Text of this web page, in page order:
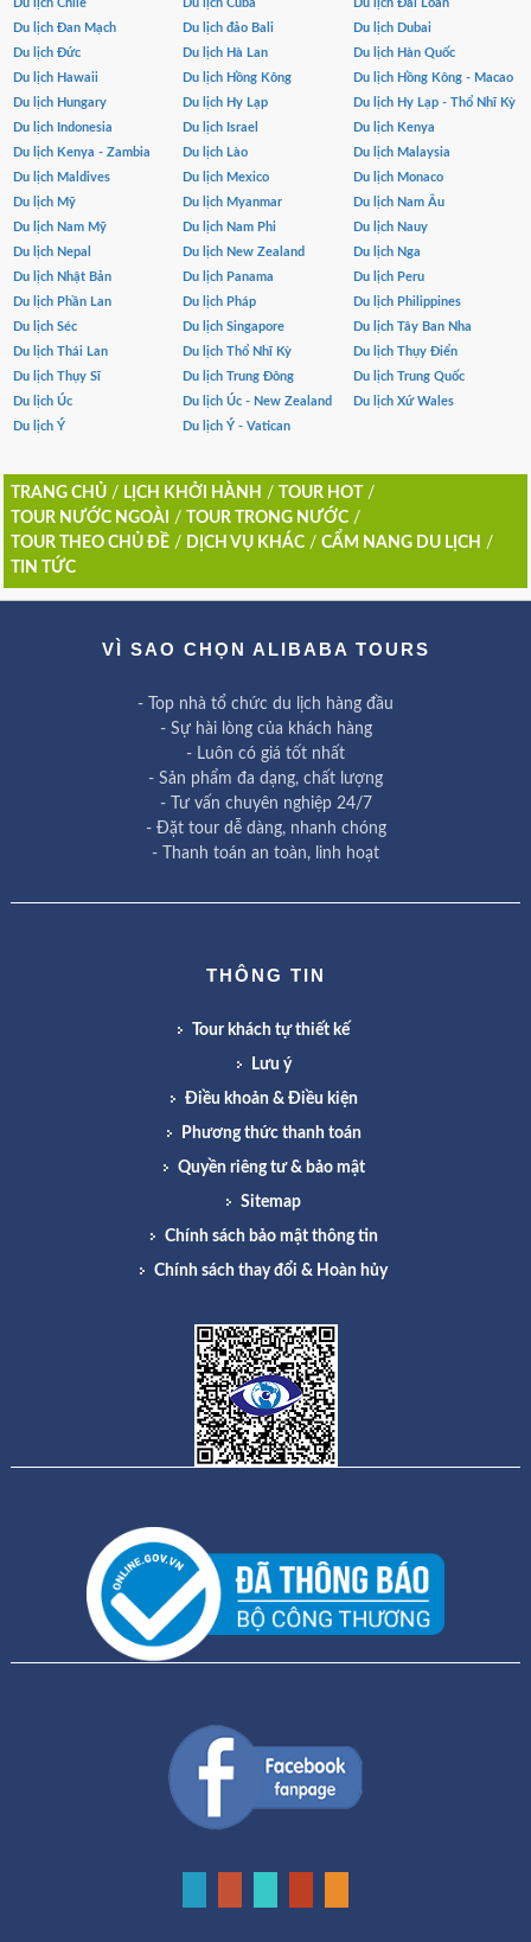
Du lịch Chile
Du lịch Cuba
Du lịch Đài Loan
Du lịch Đan Mạch
Du lịch đảo Bali
Du lịch Dubai
Du lịch Đức
Du lịch Hà Lan
Du lịch Hàn Quốc
Du lịch Hawaii
Du lịch Hồng Kông
Du lịch Hồng Kông - Macao
Du lịch Hungary
Du lịch Hy Lạp
Du lịch Hy Lạp - Thổ Nhĩ Kỳ
Du lịch Indonesia
Du lịch Israel
Du lịch Kenya
Du lịch Kenya - Zambia
Du lịch Lào
Du lịch Malaysia
Du lịch Maldives
Du lịch Mexico
Du lịch Monaco
Du lịch Mỹ
Du lịch Myanmar
Du lịch Nam Âu
Du lịch Nam Mỹ
Du lịch Nam Phi
Du lịch Nauy
Du lịch Nepal
Du lịch New Zealand
Du lịch Nga
Du lịch Nhật Bản
Du lịch Panama
Du lịch Peru
Du lịch Phần Lan
Du lịch Pháp
Du lịch Philippines
Du lịch Séc
Du lịch Singapore
Du lịch Tây Ban Nha
Du lịch Thái Lan
Du lịch Thổ Nhĩ Kỳ
Du lịch Thụy Điển
Du lịch Thụy Sĩ
Du lịch Trung Đông
Du lịch Trung Quốc
Du lịch Úc
Du lịch Úc - New Zealand
Du lịch Xứ Wales
Du lịch Ý
Du lịch Ý - Vatican
TRANG CHỦ/ LỊCH KHỞI HÀNH / TOUR HOT
/
TOUR NƯỚC NGOÀI
/ TOUR TRONG NƯỚC/
TOUR THEO CHỦ ĐỀ/ DỊCH VỤ KHÁC/ CẨM NANG DU LỊCH /
TIN TỨC
VÌ SAO CHỌN ALIBABA TOURS
- Top nhà tổ chức du lịch hàng đầu
- Sự hài lòng của khách hàng
- Luôn có giá tốt nhất
- Sản phẩm đa dạng, chất lượng
- Tư vấn chuyên nghiệp 24/7
- Đặt tour dễ dàng, nhanh chóng
- Thanh toán an toàn, linh hoạt
THÔNG TIN
Tour khách tự thiết kế
Lưu ý
Điều khoản & Điều kiện
Phương thức thanh toán
Quyền riêng tư & bảo mật
Sitemap
Chính sách bảo mật thông tin
Chính sách thay đổi & Hoàn hủy